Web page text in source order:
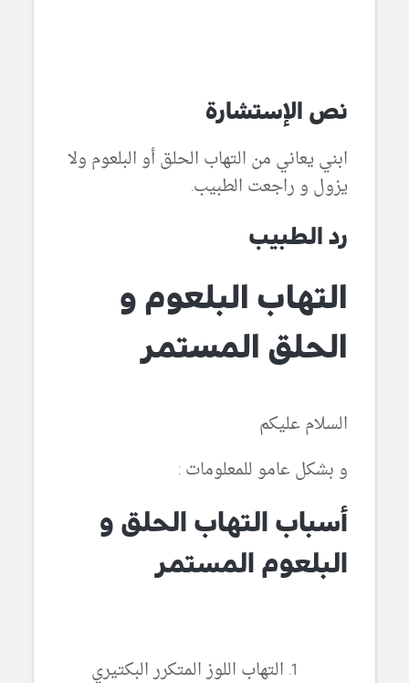
نص الإستشارة
ابني يعاني من التهاب الحلق أو البلعوم ولا
يزول و راجعت الطبيب.
رد الطبيب
التهاب البلعوم و
الحلق المستمر
السلام عليكم
و بشكل عامو للمعلومات :
أسباب التهاب الحلق و
البلعوم المستمر
التهاب اللوز المتكرر البكتيري